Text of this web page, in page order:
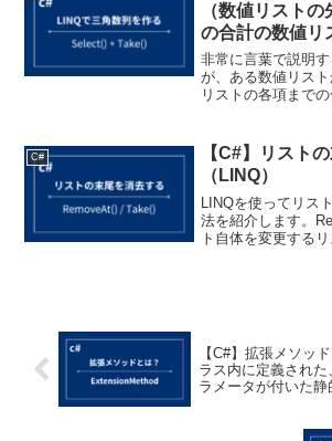
（数値リスト
の合計の数値リ
非常に言葉で説明
が、ある数値リス
リストの各項まで
は以下の通りです
C#
【C#】リスト
（LINQ）
LINQを使ってリス
法を紹介します。
ト自体を変更する
【C#】拡張メソッ
ラス内に定義され
ラメータが付いた静